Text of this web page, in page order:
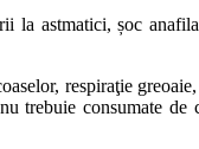
la astmatici, șoc
respiraţie
trebuie consumate